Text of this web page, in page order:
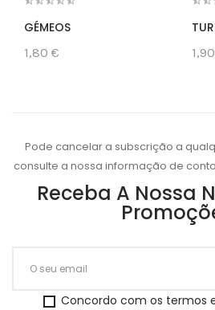
GÉMEOS
1,80 €
Pode cancelar a subscrição a
consulte a nossa informação de
Receba A Nossa
Concordo com os termos